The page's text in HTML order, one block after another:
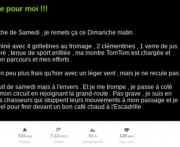
pour moi !!!
de Samedi , je remets ça ce Dimanche matin .
avec 4 grilletines au fromage , 2 clémentines , 1 verre de jus
, tenue de sport enfilée , ma montre TomTom est chargée et
parcours et mes efforts .
peu plus frais qu'hier avec un léger vent , mais je ne recule pas
de samedi mais à l'envers . Et je me trompe , je passe à coté
circuit en rejoignant la grand-route . Pas grave , je suis en
chasseurs qui stoppent leurs mouvements à mon passage et je
pour finir devant un bon café chaud à l'Escadrille .